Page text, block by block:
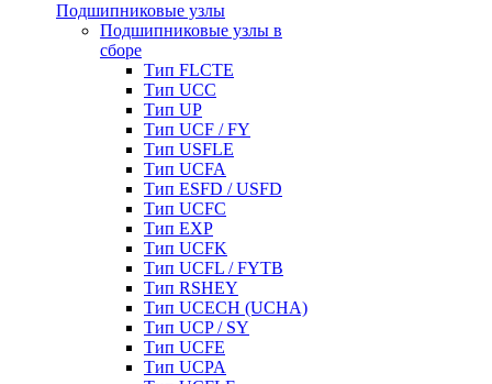
Подшипниковые узлы
Подшипниковые узлы в
сборе
Тип FLCTE
Тип UCC
Тип UP
Тип UCF / FY
Тип USFLE
Тип UCFA
Тип ESFD / USFD
Тип UCFC
Тип EXP
Тип UCFK
Тип UCFL / FYTB
Тип RSHEY
Тип UCECH (UCHA)
Тип UCP / SY
Тип UCFE
Тип UCPA